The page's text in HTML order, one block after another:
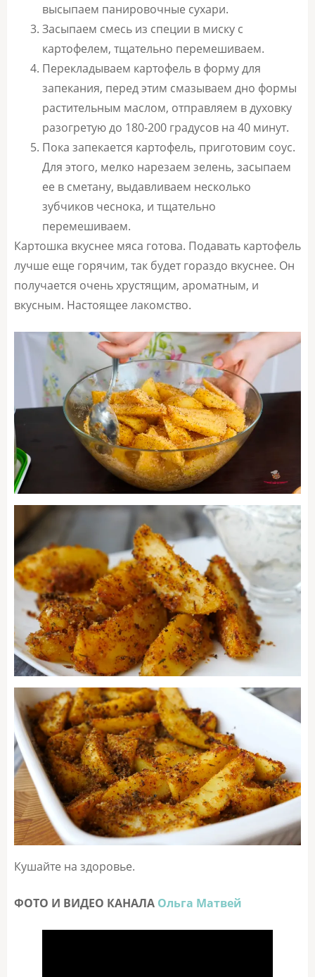
высыпаем панировочные сухари.
Засыпаем смесь из специи в миску с
картофелем, тщательно перемешиваем.
Перекладываем картофель в форму для
запекания, перед этим смазываем дно формы
растительным маслом, отправляем в духовку
разогретую до 180-200 градусов на 40 минут.
Пока запекается картофель, приготовим соус.
Для этого, мелко нарезаем зелень, засыпаем
ее в сметану, выдавливаем несколько
зубчиков чеснока, и тщательно
перемешиваем.
Картошка вкуснее мяса готова. Подавать картофель
лучше еще горячим, так будет гораздо вкуснее. Он
получается очень хрустящим, ароматным, и
вкусным. Настоящее лакомство.
Кушайте на здоровье.
ФОТО И ВИДЕО КАНАЛА Ольга Матвей